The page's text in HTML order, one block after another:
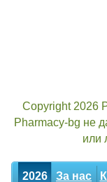
Copyright 2026
Pharmacy-bg не
или
2026 За нас